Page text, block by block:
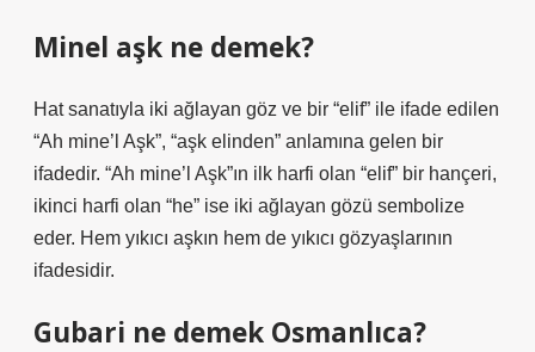
Minel aşk ne demek?
Hat sanatıyla iki ağlayan göz ve bir “elif” ile ifade edilen
“Ah mine’l Aşk”, “aşk elinden” anlamına gelen bir
ifadedir. “Ah mine’l Aşk”ın ilk harfi olan “elif” bir hançeri,
ikinci harfi olan “he” ise iki ağlayan gözü sembolize
eder. Hem yıkıcı aşkın hem de yıkıcı gözyaşlarının
ifadesidir.
Gubari ne demek Osmanlıca?